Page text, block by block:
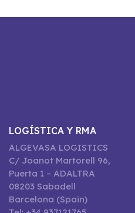
LOGÍSTICA Y RMA
ALGEVASA LOGISTICS
C/ Joanot Martorell 96,
Puerta 1 – ADALTRA
08203 Sabadell
Barcelona (Spain)